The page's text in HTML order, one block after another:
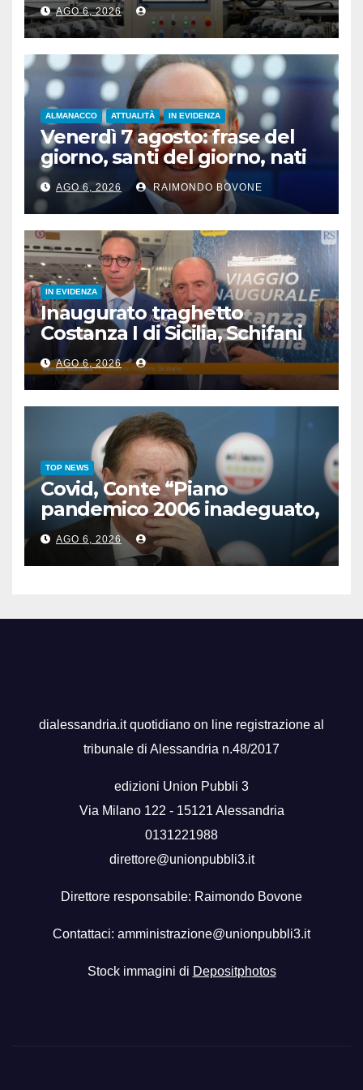
AGO 6, 2026
ALMANACCO ATTUALITÀ IN EVIDENZA
Venerdì 7 agosto: frase del
giorno, santi del giorno, nati
famosi, accadde oggi
AGO 6, 2026 RAIMONDO BOVONE
IN EVIDENZA
Inaugurato traghetto
Costanza I di Sicilia, Schifani
“Mantenuto impegni presi”
AGO 6, 2026
TOP NEWS
Covid, Conte “Piano
pandemico 2006 inadeguato,
virus senza precedenti”
AGO 6, 2026
dialessandria.it quotidiano on line registrazione al
tribunale di Alessandria n.48/2017
edizioni Union Pubbli 3
Via Milano 122 - 15121 Alessandria
0131221988
direttore@unionpubbli3.it
Direttore responsabile: Raimondo Bovone
Contattaci: amministrazione@unionpubbli3.it
Stock immagini di Depositphotos